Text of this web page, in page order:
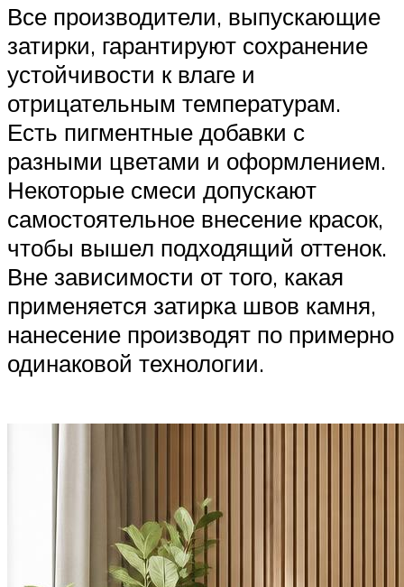
Все производители, выпускающие
затирки, гарантируют сохранение
устойчивости к влаге и
отрицательным температурам.
Есть пигментные добавки с
разными цветами и оформлением.
Некоторые смеси допускают
самостоятельное внесение красок,
чтобы вышел подходящий оттенок.
Вне зависимости от того, какая
применяется затирка швов камня,
нанесение производят по примерно
одинаковой технологии.